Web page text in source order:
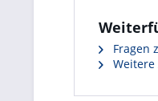
Fragen
Weitere